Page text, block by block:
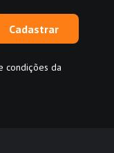
Cadastrar
condições da